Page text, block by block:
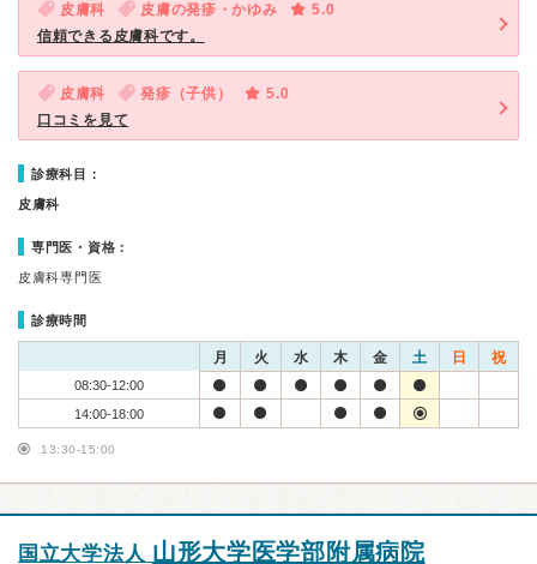
皮膚科 皮膚の発疹・かゆみ
5.0
信頼できる皮膚科です。
皮膚科 発疹（子供）
5.0
口コミを見て
診療科目：
皮膚科
専門医・資格：
皮膚科専門医
診療時間
月 火 水 木 金 土 日 祝
08:30-12:00
14:00-18:00
13:30-15:00
国立大学法人 山形大学医学部附属病院